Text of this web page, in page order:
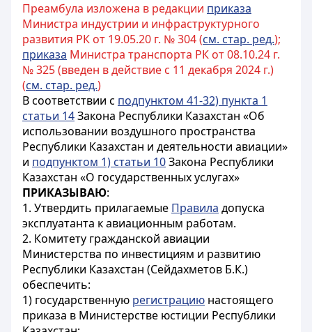
Преамбула изложена в редакции приказа
Министра индустрии и инфраструктурного
развития РК от 19.05.20 г. № 304 (см. стар. ред.);
приказа Министра транспорта РК от 08.10.24 г.
№ 325 (введен в действие с 11 декабря 2024 г.)
(см. стар. ред.)
В соответствии с подпунктом 41-32) пункта 1
статьи 14Закона Республики Казахстан «Об
использовании воздушного пространства
Республики Казахстан и деятельности авиации»
и подпунктом 1) статьи 10Закона Республики
Казахстан «О государственных услугах»
ПРИКАЗЫВАЮ:
1. Утвердить прилагаемые Правила допуска
эксплуатанта к авиационным работам.
2. Комитету гражданской авиации
Министерства по инвестициям и развитию
Республики Казахстан (Сейдахметов Б.К.)
обеспечить:
1) государственную регистрацию настоящего
приказа в Министерстве юстиции Республики